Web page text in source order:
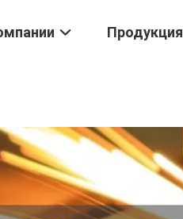
Продукция